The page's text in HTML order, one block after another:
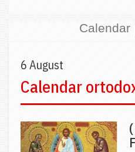
6 August
Calendar